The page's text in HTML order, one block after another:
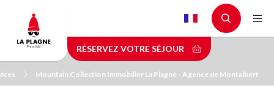
contenu
principal
RÉSERVEZ VOTRE SÉJOUR
Mountain Collection Immobilier La Plagne - Agence de Montalbert